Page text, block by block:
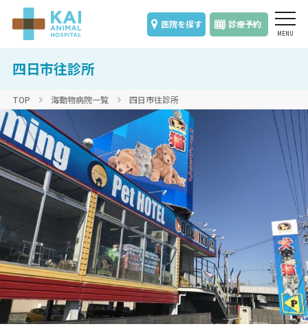
医院を探す 診療予約
四日市往診所
TOP 海動物病院一覧 四日市往診所